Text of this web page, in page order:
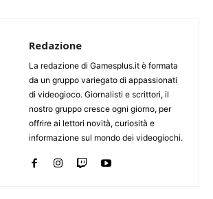
Redazione
La redazione di Gamesplus.it è formata
da un gruppo variegato di appassionati
di videogioco. Giornalisti e scrittori, il
nostro gruppo cresce ogni giorno, per
offrire ai lettori novità, curiosità e
informazione sul mondo dei videogiochi.